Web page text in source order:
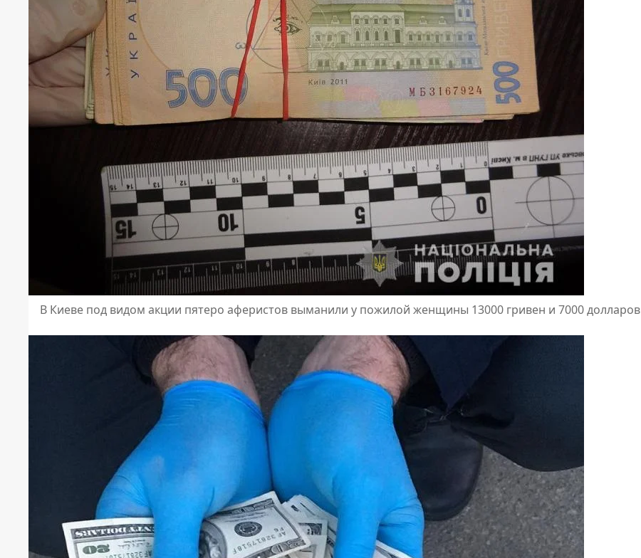
В Киеве под видом акции пятеро аферистов выманили у пожилой женщины 13000 гривен и 7000 долларов